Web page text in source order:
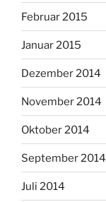
Februar 2015
Januar 2015
Dezember 2014
November 2014
Oktober 2014
September 2014
Juli 2014